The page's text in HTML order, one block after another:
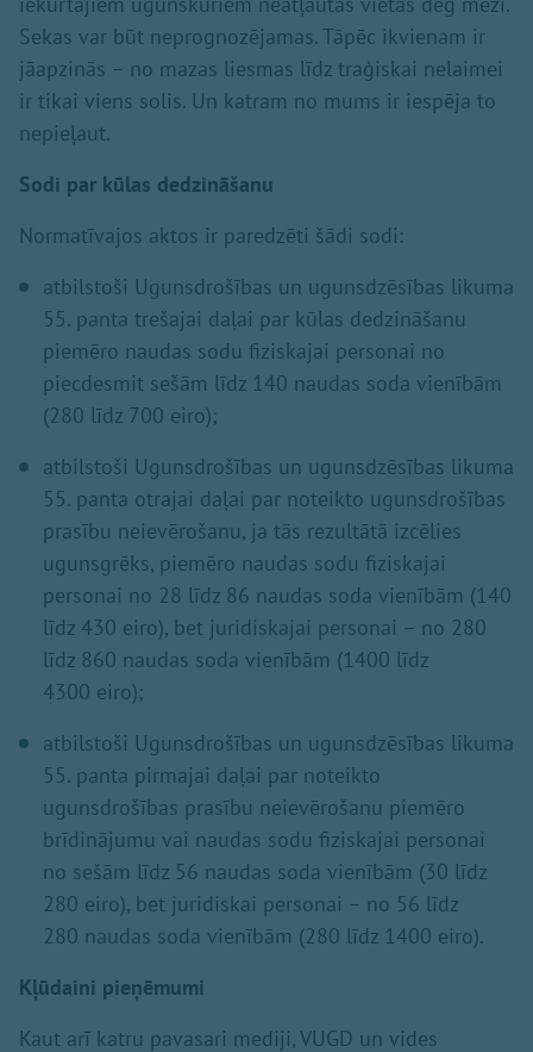
Sekas var būt neprognozējamas. Tāpēc ikvienam ir
jāapzinās – no mazas liesmas līdz traģiskai nelaimei
ir tikai viens solis. Un katram no mums ir iespēja to
nepieļaut.
Sodi par kūlas dedzināšanu
Normatīvajos aktos ir paredzēti šādi sodi:
atbilstoši Ugunsdrošības un ugunsdzēsības likuma
55. panta trešajai daļai par kūlas dedzināšanu
piemēro naudas sodu fiziskajai personai no
piecdesmit sešām līdz 140 naudas soda vienībām
(280 līdz 700 eiro);
atbilstoši Ugunsdrošības un ugunsdzēsības likuma
55. panta otrajai daļai par noteikto ugunsdrošības
prasību neievērošanu, ja tās rezultātā izcēlies
ugunsgrēks, piemēro naudas sodu fiziskajai
personai no 28 līdz 86 naudas soda vienībām (140
līdz 430 eiro), bet juridiskajai personai – no 280
līdz 860 naudas soda vienībām (1400 līdz
4300 eiro);
atbilstoši Ugunsdrošības un ugunsdzēsības likuma
55. panta pirmajai daļai par noteikto
ugunsdrošības prasību neievērošanu piemēro
brīdinājumu vai naudas sodu fiziskajai personai
no sešām līdz 56 naudas soda vienībām (30 līdz
280 eiro), bet juridiskai personai – no 56 līdz
280 naudas soda vienībām (280 līdz 1400 eiro).
Kļūdaini pieņēmumi
Kaut arī katru pavasari mediji, VUGD un vides